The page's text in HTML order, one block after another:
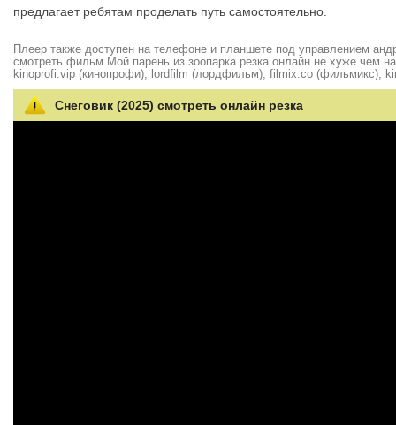
предлагает ребятам проделать путь самостоятельно.
Плеер также доступен на телефоне и планшете под управлением
смотреть фильм Мой парень из зоопарка резка онлайн не хуже чем
kinoprofi.vip (кинопрофи), lordfilm (лордфильм), filmix.co (фильмикс),
Снеговик (2025) смотреть онлайн резка